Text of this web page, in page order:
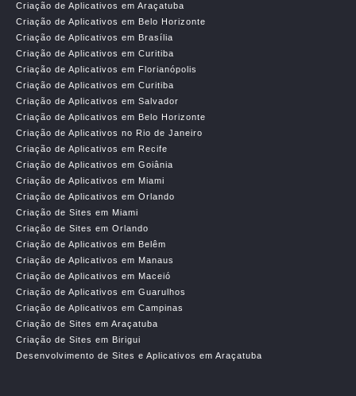
Criação de Aplicativos em Araçatuba
Criação de Aplicativos em Belo Horizonte
Criação de Aplicativos em Brasília
Criação de Aplicativos em Curitiba
Criação de Aplicativos em Florianópolis
Criação de Aplicativos em Curitiba
Criação de Aplicativos em Salvador
Criação de Aplicativos em Belo Horizonte
Criação de Aplicativos no Rio de Janeiro
Criação de Aplicativos em Recife
Criação de Aplicativos em Goiânia
Criação de Aplicativos em Miami
Criação de Aplicativos em Orlando
Criação de Sites em Miami
Criação de Sites em Orlando
Criação de Aplicativos em Belêm
Criação de Aplicativos em Manaus
Criação de Aplicativos em Maceió
Criação de Aplicativos em Guarulhos
Criação de Aplicativos em Campinas
Criação de Sites em Araçatuba
Criação de Sites em Birigui
Desenvolvimento de Sites e Aplicativos em Araçatuba